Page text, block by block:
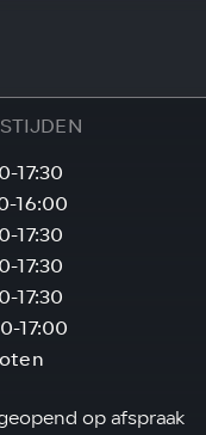
17:30
16:00
17:30
17:30
17:30
17:00
op afspraak